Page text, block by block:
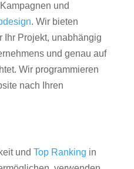
und
. Wir bieten
Ihr Projekt, unabhängig
und genau auf
Wir programmieren
nach Ihren
und Top Ranking in